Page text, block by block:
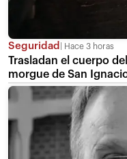
Seguridad Hace 3 horas
Trasladan el cuerpo
morgue de San